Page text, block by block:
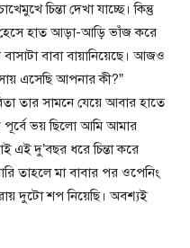
চিন্তা দেখা যাচ্ছে। কিন্তু
হাত আড়া-আড়ি ভাঁজ করে
বাবা বায়ানিয়েছে। আজও
এসেছি আপনার কী?”
তার সামনে যেয়ে আবার হাতে
পূর্বে ভয় ছিলো আমি আমার
এই দু’বছর ধরে চিন্তা করে
তাহলে মা বাবার পর ওপেনিং
দুটো শপ নিয়েছি। অবশ্যই